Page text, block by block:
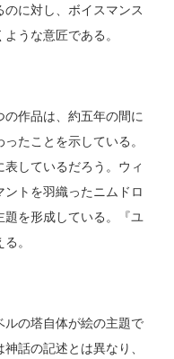
に対し、ボイスマンス
うな意匠である。
作品は、約五年の間に
たことを示している。
しているだろう。ウィ
トを羽織ったニムドロ
を形成している。『ユ
。
の塔自体が絵の主題で
話の記述とは異なり、